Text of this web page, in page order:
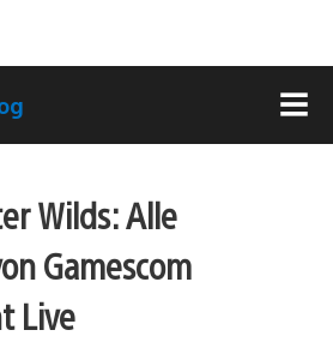
Wilds: Alle
Gamescom
Live